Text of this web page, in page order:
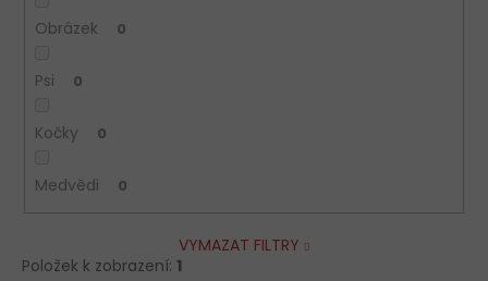
Obrázek 0
Psi 0
Kočky 0
Medvědi 0
VYMAZAT FILTRY
Položek k zobrazení: 1